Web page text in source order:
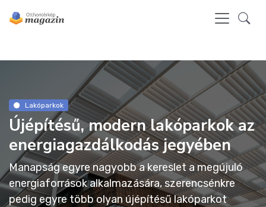
Lakóparkok
Újépítésű, modern lakóparkok az
energiagazdálkodás jegyében
Manapság egyre nagyobb a kereslet a megújuló
energiaforrások alkalmazására, szerencsénkre
pedig egyre több olyan újépítésű lakóparkot